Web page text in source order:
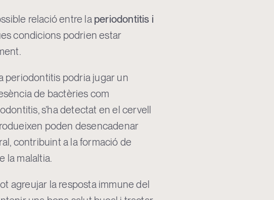
relació entre la periodontitis i
condicions podrien estar
periodontitis podria jugar un
de bactèries com
s’ha detectat en el cervell
poden desencadenar
contribuint a la formació de
la malaltia.
agreujar la resposta immune del